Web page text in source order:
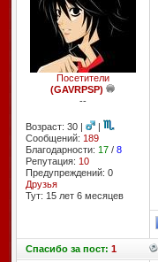
Посетители
(GAVRPSP)
--
Возраст: 30 |
|
Сообщений: 189
Благодарности: 17/ 8
Репутация: 10
Предупреждений: 0
Друзья
Тут: 15 лет 6 месяцев
Спасибоза пост: 1